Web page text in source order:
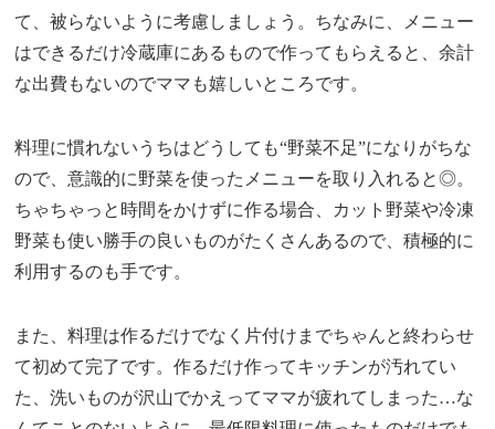
て、被らないように考慮しましょう。ちなみに、メニュー
はできるだけ冷蔵庫にあるもので作ってもらえると、余計
な出費もないのでママも嬉しいところです。
料理に慣れないうちはどうしても“野菜不足”になりがちな
ので、意識的に野菜を使ったメニューを取り入れると◎。
ちゃちゃっと時間をかけずに作る場合、カット野菜や冷凍
野菜も使い勝手の良いものがたくさんあるので、積極的に
利用するのも手です。
また、料理は作るだけでなく片付けまでちゃんと終わらせ
て初めて完了です。作るだけ作ってキッチンが汚れてい
た、洗いものが沢山でかえってママが疲れてしまった…な